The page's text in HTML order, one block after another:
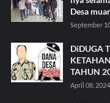
Desa
September
DiDUGA
TAHUN
April 08, 2024